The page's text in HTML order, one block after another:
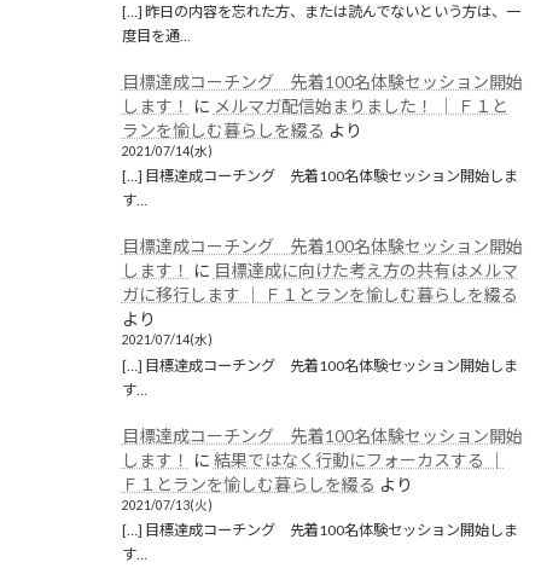
[…] 昨日の内容を忘れた方、または読んでないという方は、一
度目を通…
目標達成コーチング 先着100名体験セッション開始
します！
に メルマガ配信始まりました！ │ Ｆ１と
ランを愉しむ暮らしを綴る より
2021/07/14(水)
[…] 目標達成コーチング 先着100名体験セッション開始しま
す…
目標達成コーチング 先着100名体験セッション開始
します！
に 目標達成に向けた考え方の共有はメルマ
ガに移行します │ Ｆ１とランを愉しむ暮らしを綴る
より
2021/07/14(水)
[…] 目標達成コーチング 先着100名体験セッション開始しま
す…
目標達成コーチング 先着100名体験セッション開始
します！
に 結果ではなく行動にフォーカスする │
Ｆ１とランを愉しむ暮らしを綴る より
2021/07/13(火)
[…] 目標達成コーチング 先着100名体験セッション開始しま
す…